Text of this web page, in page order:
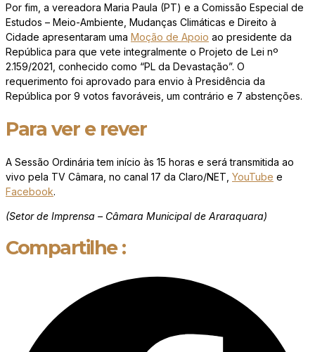
Por fim, a vereadora Maria Paula (PT) e a Comissão Especial de
Estudos – Meio-Ambiente, Mudanças Climáticas e Direito à
Cidade apresentaram uma Moção de Apoio ao presidente da
República para que vete integralmente o Projeto de Lei nº
2.159/2021, conhecido como “PL da Devastação”. O
requerimento foi aprovado para envio à Presidência da
República por 9 votos favoráveis, um contrário e 7 abstenções.
Para ver e rever
A Sessão Ordinária tem início às 15 horas e será transmitida ao
vivo pela TV Câmara, no canal 17 da Claro/NET, YouTube e
Facebook.
(Setor de Imprensa – Câmara Municipal de Araraquara)
Compartilhe :